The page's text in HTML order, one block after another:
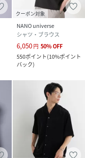
クーポン対象
NANO universe
シャツ・ブラウス
6,050円 50%OFF
550ポイント(10%ポイント
バック)